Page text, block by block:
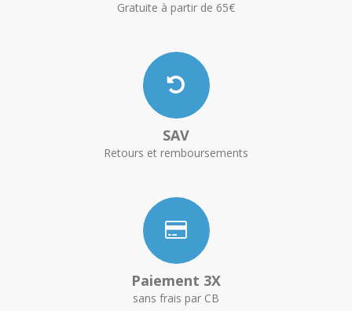
Gratuite à partir de 65€
SAV
Retours et remboursements
Paiement 3X
sans frais par CB